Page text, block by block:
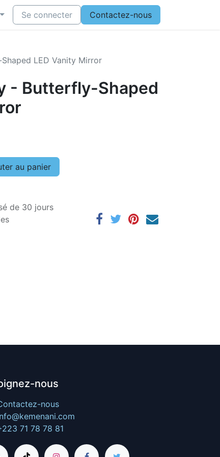
Se connecter Contactez-nous
LED Vanity Mirror
- Butterfly-Shaped
au panier
de 30 jours
nous
nous
71 78 78 81